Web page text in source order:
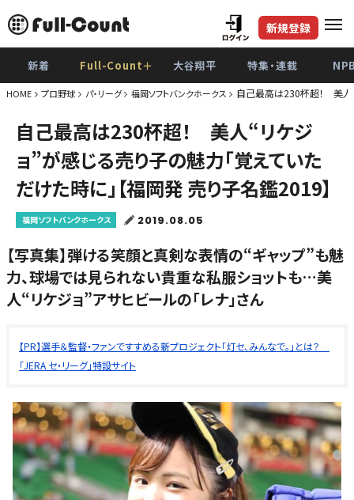
新規登録
新着 Full-Count＋ 大谷翔平 特集・連載
HOME プロ野球 パ・リーグ 福岡ソフトバンクホークス 自己最高は230杯超！ 美人“
自己最高は230杯超！ 美人“リケジ
ョ”が感じる売り子の魅力「覚えていた
だけた時に」【福岡発 売り子名鑑2019】
福岡ソフトバンクホークス 2019.08.05
【写真集】弾ける笑顔と真剣な表情の“ギャップ”も魅
力、球場では見られない貴重な私服ショットも…美
人“リケジョ”アサヒビールの「レナ」さん
【PR】選手＆監督・ファンですすめる新プロジェクト「灯セ、みんなで。」とは？
「JERA セ・リーグ」特設サイト